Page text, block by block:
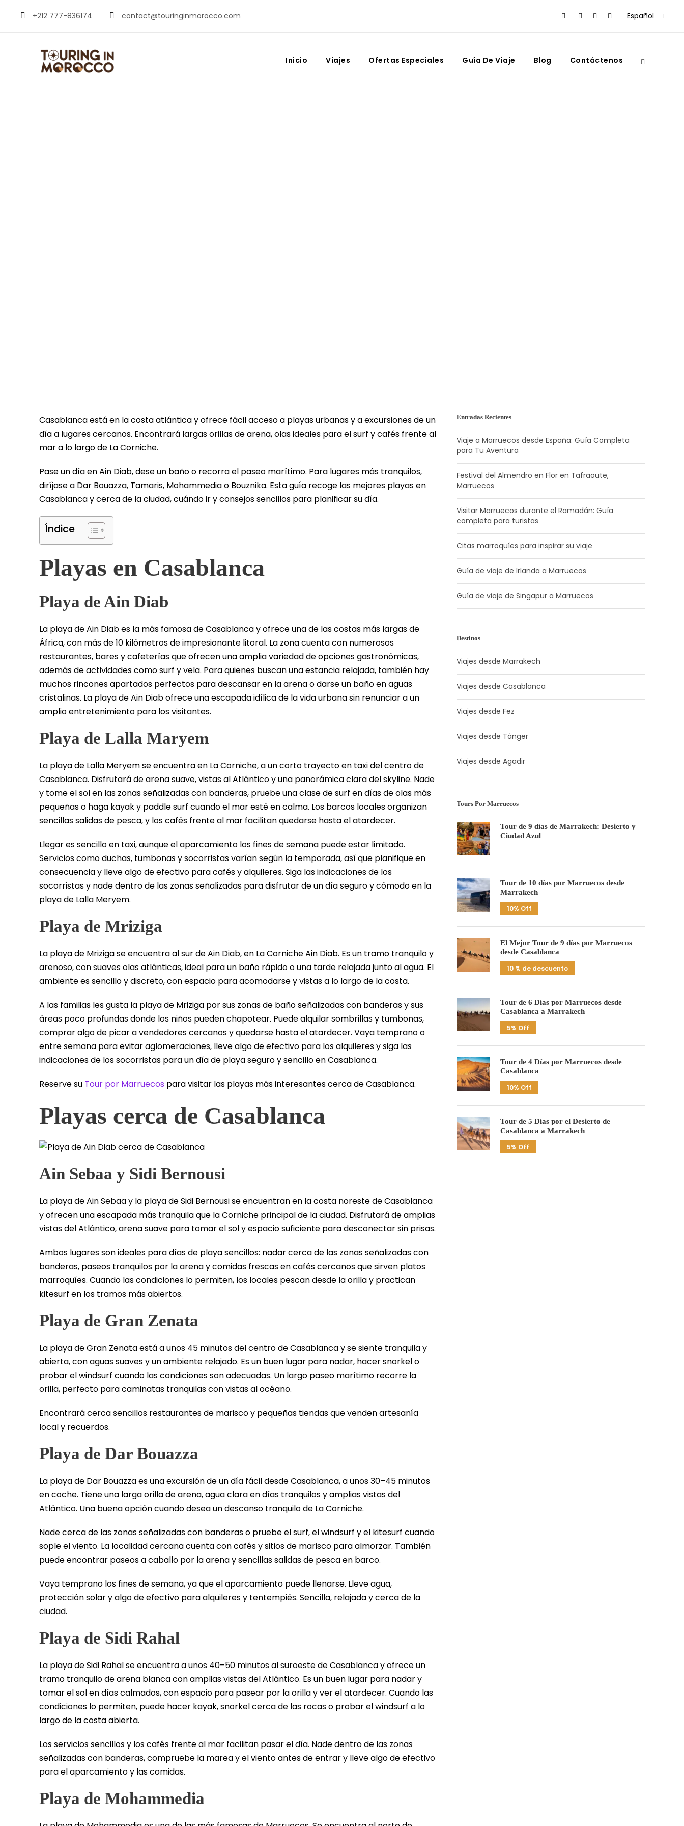
+212 777-836174 contact@touringinmorocco.com Español
Inicio Viajes Ofertas Especiales Guía De Viaje Blog Contáctenos
Casablanca está en la costa atlántica y ofrece fácil acceso a playas urbanas y a excursiones de un
día a lugares cercanos. Encontrará largas orillas de arena, olas ideales para el surf y cafés frente al
mar a lo largo de La Corniche.
Pase un día en Ain Diab, dese un baño o recorra el paseo marítimo. Para lugares más tranquilos,
diríjase a Dar Bouazza, Tamaris, Mohammedia o Bouznika. Esta guía recoge las mejores playas en
Casablanca y cerca de la ciudad, cuándo ir y consejos sencillos para planificar su día.
Índice
Playas en Casablanca
Playa de Ain Diab
La playa de Ain Diab es la más famosa de Casablanca y ofrece una de las costas más largas de
África, con más de 10 kilómetros de impresionante litoral. La zona cuenta con numerosos
restaurantes, bares y cafeterías que ofrecen una amplia variedad de opciones gastronómicas,
además de actividades como surf y vela. Para quienes buscan una estancia relajada, también hay
muchos rincones apartados perfectos para descansar en la arena o darse un baño en aguas
cristalinas. La playa de Ain Diab ofrece una escapada idílica de la vida urbana sin renunciar a un
amplio entretenimiento para los visitantes.
Playa de Lalla Maryem
La playa de Lalla Meryem se encuentra en La Corniche, a un corto trayecto en taxi del centro de
Casablanca. Disfrutará de arena suave, vistas al Atlántico y una panorámica clara del skyline. Nade
y tome el sol en las zonas señalizadas con banderas, pruebe una clase de surf en días de olas más
pequeñas o haga kayak y paddle surf cuando el mar esté en calma. Los barcos locales organizan
sencillas salidas de pesca, y los cafés frente al mar facilitan quedarse hasta el atardecer.
Llegar es sencillo en taxi, aunque el aparcamiento los fines de semana puede estar limitado.
Servicios como duchas, tumbonas y socorristas varían según la temporada, así que planifique en
consecuencia y lleve algo de efectivo para cafés y alquileres. Siga las indicaciones de los
socorristas y nade dentro de las zonas señalizadas para disfrutar de un día seguro y cómodo en la
playa de Lalla Meryem.
Playa de Mriziga
La playa de Mriziga se encuentra al sur de Ain Diab, en La Corniche Ain Diab. Es un tramo tranquilo y
arenoso, con suaves olas atlánticas, ideal para un baño rápido o una tarde relajada junto al agua. El
ambiente es sencillo y discreto, con espacio para acomodarse y vistas a lo largo de la costa.
A las familias les gusta la playa de Mriziga por sus zonas de baño señalizadas con banderas y sus
áreas poco profundas donde los niños pueden chapotear. Puede alquilar sombrillas y tumbonas,
comprar algo de picar a vendedores cercanos y quedarse hasta el atardecer. Vaya temprano o
entre semana para evitar aglomeraciones, lleve algo de efectivo para los alquileres y siga las
indicaciones de los socorristas para un día de playa seguro y sencillo en Casablanca.
Reserve su Tour por Marruecos para visitar las playas más interesantes cerca de Casablanca.
Playas cerca de Casablanca
Ain Sebaa y Sidi Bernousi
La playa de Ain Sebaa y la playa de Sidi Bernousi se encuentran en la costa noreste de Casablanca
y ofrecen una escapada más tranquila que la Corniche principal de la ciudad. Disfrutará de amplias
vistas del Atlántico, arena suave para tomar el sol y espacio suficiente para desconectar sin prisas.
Ambos lugares son ideales para días de playa sencillos: nadar cerca de las zonas señalizadas con
banderas, paseos tranquilos por la arena y comidas frescas en cafés cercanos que sirven platos
marroquíes. Cuando las condiciones lo permiten, los locales pescan desde la orilla y practican
kitesurf en los tramos más abiertos.
Playa de Gran Zenata
La playa de Gran Zenata está a unos 45 minutos del centro de Casablanca y se siente tranquila y
abierta, con aguas suaves y un ambiente relajado. Es un buen lugar para nadar, hacer snorkel o
probar el windsurf cuando las condiciones son adecuadas. Un largo paseo marítimo recorre la
orilla, perfecto para caminatas tranquilas con vistas al océano.
Encontrará cerca sencillos restaurantes de marisco y pequeñas tiendas que venden artesanía
local y recuerdos.
Playa de Dar Bouazza
La playa de Dar Bouazza es una excursión de un día fácil desde Casablanca, a unos 30–45 minutos
en coche. Tiene una larga orilla de arena, agua clara en días tranquilos y amplias vistas del
Atlántico. Una buena opción cuando desea un descanso tranquilo de La Corniche.
Nade cerca de las zonas señalizadas con banderas o pruebe el surf, el windsurf y el kitesurf cuando
sople el viento. La localidad cercana cuenta con cafés y sitios de marisco para almorzar. También
puede encontrar paseos a caballo por la arena y sencillas salidas de pesca en barco.
Vaya temprano los fines de semana, ya que el aparcamiento puede llenarse. Lleve agua,
protección solar y algo de efectivo para alquileres y tentempiés. Sencilla, relajada y cerca de la
ciudad.
Playa de Sidi Rahal
La playa de Sidi Rahal se encuentra a unos 40–50 minutos al suroeste de Casablanca y ofrece un
tramo tranquilo de arena blanca con amplias vistas del Atlántico. Es un buen lugar para nadar y
tomar el sol en días calmados, con espacio para pasear por la orilla y ver el atardecer. Cuando las
condiciones lo permiten, puede hacer kayak, snorkel cerca de las rocas o probar el windsurf a lo
largo de la costa abierta.
Los servicios sencillos y los cafés frente al mar facilitan pasar el día. Nade dentro de las zonas
señalizadas con banderas, compruebe la marea y el viento antes de entrar y lleve algo de efectivo
para el aparcamiento y las comidas.
Playa de Mohammedia
Entradas Recientes
Viaje a Marruecos desde España: Guía Completa
para Tu Aventura
Festival del Almendro en Flor en Tafraoute,
Marruecos
Visitar Marruecos durante el Ramadán: Guía
completa para turistas
Citas marroquíes para inspirar su viaje
Guía de viaje de Irlanda a Marruecos
Guía de viaje de Singapur a Marruecos
Destinos
Viajes desde Marrakech
Viajes desde Casablanca
Viajes desde Fez
Viajes desde Tánger
Viajes desde Agadir
Tours Por Marruecos
Tour de 9 días de Marrakech: Desierto y
Ciudad Azul
Tour de 10 días por Marruecos desde
Marrakech
10% Off
El Mejor Tour de 9 días por Marruecos
desde Casablanca
10 % de descuento
Tour de 6 Días por Marruecos desde
Casablanca a Marrakech
5% Off
Tour de 4 Días por Marruecos desde
Casablanca
10% Off
Tour de 5 Días por el Desierto de
Casablanca a Marrakech
5% Off